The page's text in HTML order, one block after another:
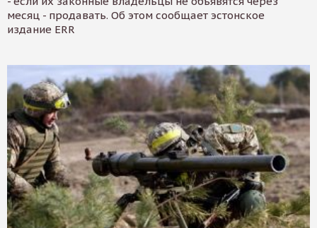
месяц - продавать. Об этом сообщает эстонское
издание ERR